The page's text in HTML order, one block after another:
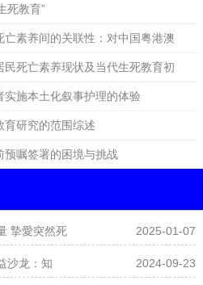
死教育”
素养间的关联性：对中国粤港澳
死亡素养现状及当代生死教育初
施本土化叙事护理的体验
育研究的范围综述
预嘱签署的困境与挑战
摯愛突然死 2025-01-07
沙龙：知 2024-09-23